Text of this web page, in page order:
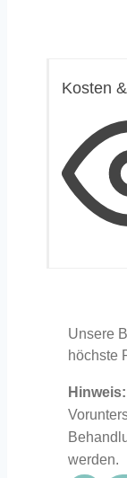
Kosten
Unsere
höchste
Hinweis:
werden.